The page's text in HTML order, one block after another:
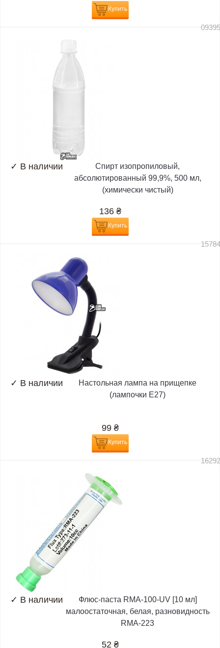
Купить
✓ В наличии
Спирт изопропиловый,
абсолютированный 99,9%, 500 мл,
(химически чистый)
136 ₴
Купить
✓ В наличии
Настольная лампа на прищепке
(лампочки E27)
99 ₴
Купить
✓ В наличии
Флюс-паста RMA-100-UV [10 мл]
малоостаточная, белая, разновидность
RMA-223
52 ₴